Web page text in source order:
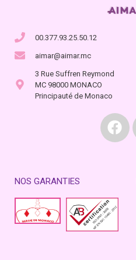
00.377.93.25.50.12
aimar@aimar.mc
3 Rue Suffren Reymond
MC 98000 MONACO
Principauté de Monaco
NOS GARANTIES